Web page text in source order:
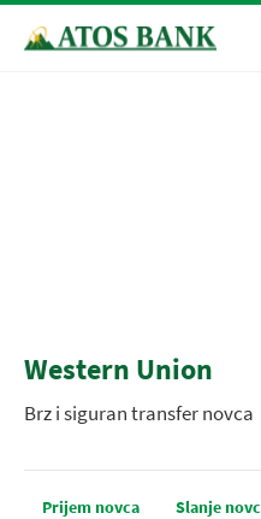
Western Union
Brz i siguran transfer novca
Prijem novca Slanje